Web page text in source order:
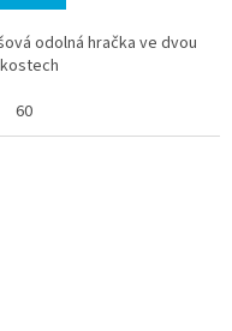
odolná hračka ve dvou
60